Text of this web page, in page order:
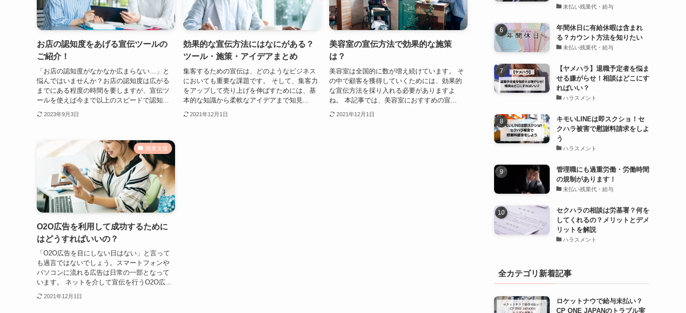
お店の認知度をあげる宣伝ツールの
ご紹介！
「お店の認知度がなかなか広まらない…」と
悩んではいませんか？お店の認知度は広がる
までにある程度の時間を要しますが、宣伝ツ
ールを使えば今まで以上のスピードで認知...
2023年9月3日
効果的な宣伝方法にはなにがある？
ツール・施策・アイデアまとめ
集客するための宣伝は、どのようなビジネス
においても重要な課題です。 そして、集客力
をアップして売り上げを伸ばすためには、基
本的な知識から柔軟なアイデアまで知見...
2021年12月1日
美容室の宣伝方法で効果的な施策
は？
美容室は全国的に数が増え続けています。 そ
の中で顧客を獲得していくためには、効果的
な宣伝方法を採り入れる必要がありますよ
ね。 本記事では、美容室におすすめの宣...
2021年12月1日
開業支援
O2O広告を利用して成功するために
はどうすればいいの？
「O2O広告を目にしない日はない」と言って
も過言ではないでしょう。スマートフォンや
パソコンに流れる広告は日常の一部となって
います。 ネットを介して宣伝を行うO2O広...
2021年12月1日
未払い残業代・給与
年間休日に有給休暇は含まれ
る？カウント方法を知りたい
未払い残業代・給与
【ヤメハラ】退職予定者を悩ま
せる嫌がらせ！相談はどこにす
ればいい？
ハラスメント
キモいLINEは即スクショ！セ
クハラ被害で慰謝料請求をしよ
う
ハラスメント
管理職にも過重労働・労働時間
の規制があります！
未払い残業代・給与
セクハラの相談は労基署？何を
してくれるの？メリットとデメ
リットを解説
ハラスメント
全カテゴリ新着記事
ロケットナウで給与未払い？
CP ONE JAPANのトラブル実